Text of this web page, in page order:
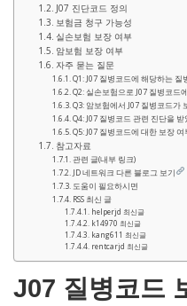
J07 진단코드 정의
보험금 청구 가능성
실손보험 보장 여부
암보험 보장 여부
자주 묻는 질문
Q1: J07 질병코드에 해당하는 질
Q2: 실손보험으로 J07 질병코드
Q3: 암보험에서 J07 질병코드가
Q4: J07 질병코드 관련 진단을
Q5: J07 질병코드에 대한 보장
참고자료
관련 글(내부 링크)
JD 네트워크 다른 블로그 보기
도움이 필요하시면
RSS 최신 글
helperjd 최신글
k14970 최신글
kang611 최신글
rentcarjd 최신글
J07 질병코드